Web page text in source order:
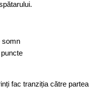
somn
fac tranziția către partea